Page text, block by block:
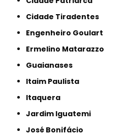
Cidade Tiradentes
Engenheiro Goulart
Ermelino Matarazzo
Guaianases
Itaim Paulista
Itaquera
Jardim Iguatemi
José Bonifácio